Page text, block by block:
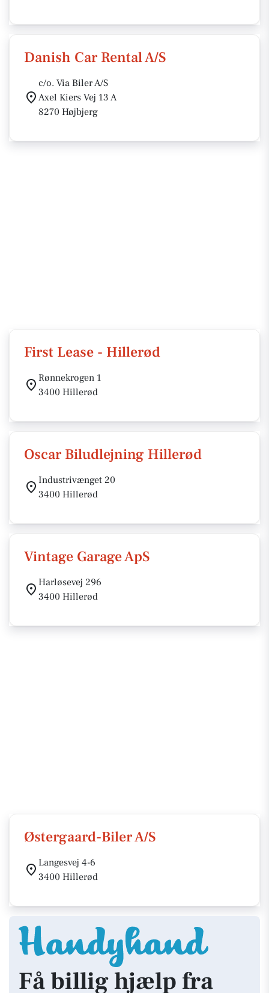
Danish Car Rental A/S
c/o. Via Biler A/S
Axel Kiers Vej 13 A
8270 Højbjerg
First Lease - Hillerød
Rønnekrogen 1
3400 Hillerød
Oscar Biludlejning Hillerød
Industrivænget 20
3400 Hillerød
Vintage Garage ApS
Harløsevej 296
3400 Hillerød
Østergaard-Biler A/S
Langesvej 4-6
3400 Hillerød
Få billig hjælp fra